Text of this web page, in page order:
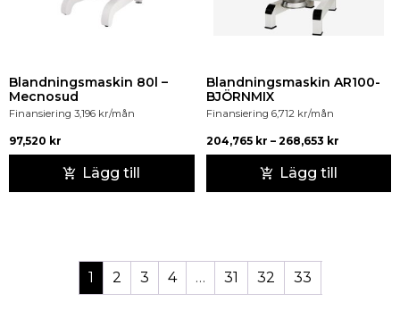
Blandningsmaskin 80l –
Mecnosud
Finansiering 3,196 kr/mån
97,520 kr
Lägg till
Blandningsmaskin AR100-
BJÖRNMIX
Finansiering 6,712 kr/mån
204,765 kr – 268,653 kr
Lägg till
1 2 3 4 … 31 32 33